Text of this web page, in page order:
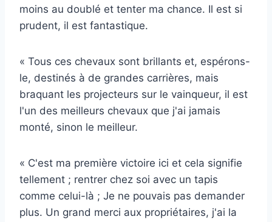
moins au doublé et tenter ma chance. Il est si
prudent, il est fantastique.
« Tous ces chevaux sont brillants et, espérons-
le, destinés à de grandes carrières, mais
braquant les projecteurs sur le vainqueur, il est
l'un des meilleurs chevaux que j'ai jamais
monté, sinon le meilleur.
« C'est ma première victoire ici et cela signifie
tellement ; rentrer chez soi avec un tapis
comme celui-là ; Je ne pouvais pas demander
plus. Un grand merci aux propriétaires, j'ai la